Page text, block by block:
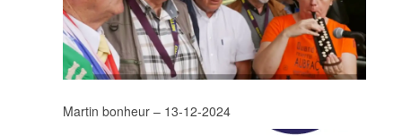
Martin bonheur – 13-12-2024